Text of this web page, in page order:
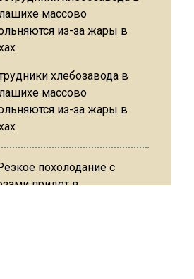
хлебозавода в
массово
из-за жары в